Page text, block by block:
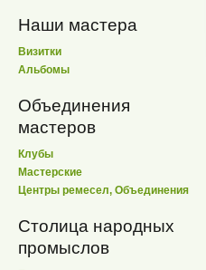
Наши мастера
Визитки
Альбомы
Объединения
мастеров
Клубы
Мастерские
Центры ремесел, Объединения
Столица народных
промыслов